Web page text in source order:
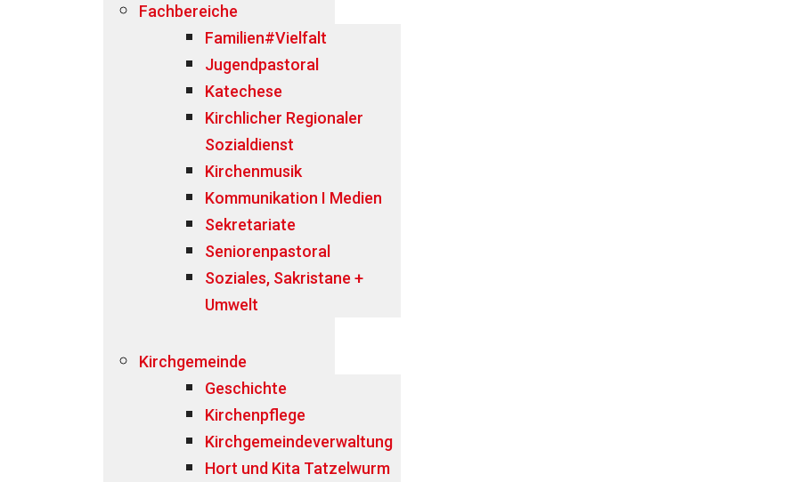
Fachbereiche
Familien#Vielfalt
Jugendpastoral
Katechese
Kirchlicher Regionaler
Sozialdienst
Kirchenmusik
Kommunikation I Medien
Sekretariate
Seniorenpastoral
Soziales, Sakristane +
Umwelt
Kirchgemeinde
Geschichte
Kirchenpflege
Kirchgemeindeverwaltung
Hort und Kita Tatzelwurm